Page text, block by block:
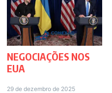
NEGOCIAÇÕES NOS
EUA
29 de dezembro de 2025